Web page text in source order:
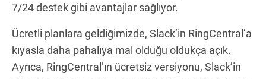
7/24 destek gibi avantajlar sağlıyor.
Ücretli planlara geldiğimizde, Slack’in RingCentral’a
kıyasla daha pahalıya mal olduğu oldukça açık.
Ayrıca, RingCentral’ın ücretsiz versiyonu, Slack’in